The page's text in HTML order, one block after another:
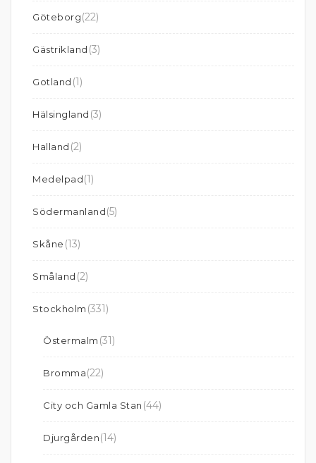
Göteborg(22)
Gästrikland (3)
Gotland (1)
Hälsingland (3)
Halland (2)
Medelpad(1)
Södermanland(5)
Skåne (13)
Småland (2)
Stockholm (331)
Östermalm (31)
Bromma(22)
City och Gamla Stan (44)
Djurgården(14)